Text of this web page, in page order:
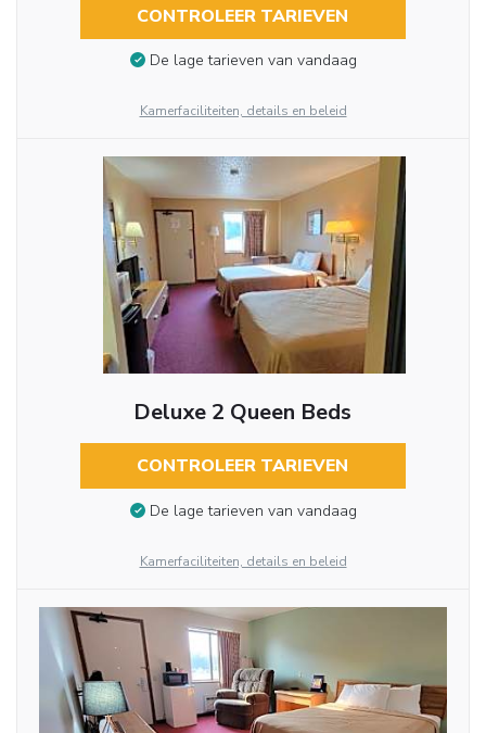
CONTROLEER TARIEVEN
De lage tarieven van vandaag
Kamerfaciliteiten, details en beleid
Deluxe 2 Queen Beds
CONTROLEER TARIEVEN
De lage tarieven van vandaag
Kamerfaciliteiten, details en beleid